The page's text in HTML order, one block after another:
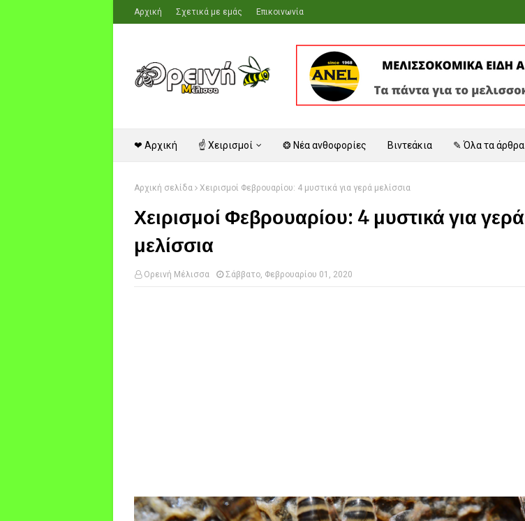
Αρχική Σχετικά με εμάς Επικοινωνία
❤ Αρχική ☝ Χειρισμοί ❂ Νέα ανθοφορίες Βιντεάκια ✎ Όλα τα άρθρα
Αρχική σελίδα Χειρισμοί Φεβρουαρίου: 4 μυστικά για γερά μελίσσια
Χειρισμοί Φεβρουαρίου: 4 μυστικά για γερά
μελίσσια
Ορεινή Μέλισσα Σάββατο, Φεβρουαρίου 01, 2020